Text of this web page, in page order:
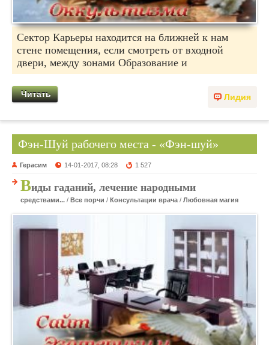
Сектор Карьеры находится на ближней к нам
стене помещения, если смотреть от входной
двери, между зонами Образование и
Лидия
Читать
Фэн-Шуй рабочего места - «Фэн-шуй»
Герасим 14-01-2017, 08:28 1 527
Виды гаданий, лечение народными
средствами... / Все порчи / Консультации врача / Любовная магия